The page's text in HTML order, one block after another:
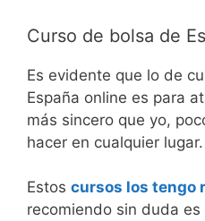
Curso de bolsa de
Es evidente que lo de
España online es para
más sincero que yo,
hacer en cualquier lugar.
Estos cursos los tengo
recomiendo sin duda es